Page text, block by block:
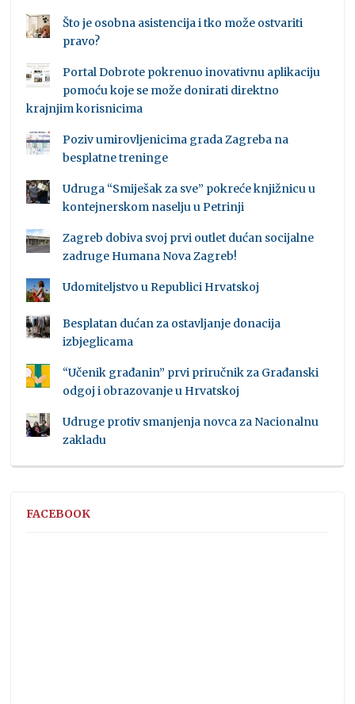
Što je osobna asistencija i tko može ostvariti
pravo?
Portal Dobrote pokrenuo inovativnu aplikaciju
pomoću koje se može donirati direktno
krajnjim korisnicima
Poziv umirovljenicima grada Zagreba na
besplatne treninge
Udruga “Smiješak za sve” pokreće knjižnicu u
kontejnerskom naselju u Petrinji
Zagreb dobiva svoj prvi outlet dućan socijalne
zadruge Humana Nova Zagreb!
Udomiteljstvo u Republici Hrvatskoj
Besplatan dućan za ostavljanje donacija
izbjeglicama
“Učenik građanin” prvi priručnik za Građanski
odgoj i obrazovanje u Hrvatskoj
Udruge protiv smanjenja novca za Nacionalnu
zakladu
FACEBOOK